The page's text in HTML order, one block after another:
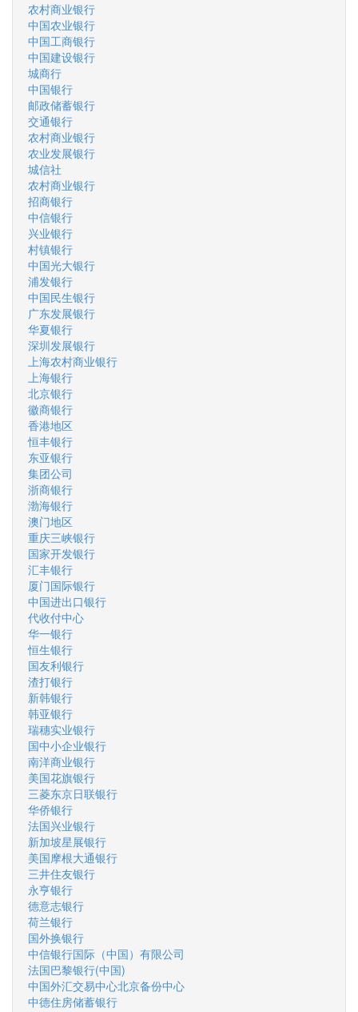
农村商业银行
中国农业银行
中国工商银行
中国建设银行
城商行
中国银行
邮政储蓄银行
交通银行
农村商业银行
农业发展银行
城信社
农村商业银行
招商银行
中信银行
兴业银行
村镇银行
中国光大银行
浦发银行
中国民生银行
广东发展银行
华夏银行
深圳发展银行
上海农村商业银行
上海银行
北京银行
徽商银行
香港地区
恒丰银行
东亚银行
集团公司
浙商银行
渤海银行
澳门地区
重庆三峡银行
国家开发银行
汇丰银行
厦门国际银行
中国进出口银行
代收付中心
华一银行
恒生银行
国友利银行
渣打银行
新韩银行
韩亚银行
瑞穗实业银行
国中小企业银行
南洋商业银行
美国花旗银行
三菱东京日联银行
华侨银行
法国兴业银行
新加坡星展银行
美国摩根大通银行
三井住友银行
永亨银行
德意志银行
荷兰银行
国外换银行
中信银行国际（中国）有限公司
法国巴黎银行(中国)
中国外汇交易中心北京备份中心
中德住房储蓄银行